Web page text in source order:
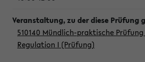
510140 Mündlich-praktische
Regulation I (Prüfung)